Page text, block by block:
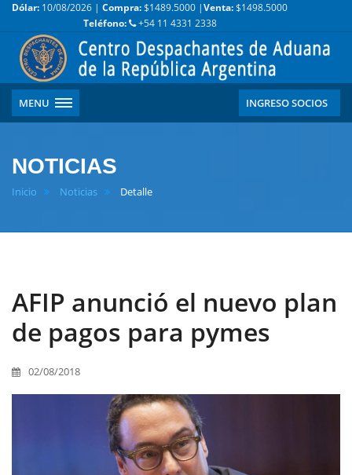
Dólar: 10/08/2026 | Compra:$1489.5000 |Venta:$1498.5000
Teléfono:
+54 11 4331 2338
MENU INGRESO SOCIOS
NOTICIAS
Inicio Noticias Detalle
AFIP anunció el nuevo plan
de pagos para pymes
02/08/2018